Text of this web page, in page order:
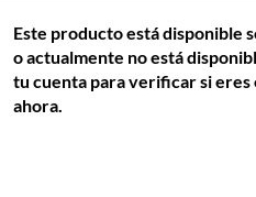
Este producto está disponible
o actualmente no está
tu cuenta para verificar si
ahora.